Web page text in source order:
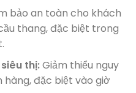
bảo an toàn cho khách
thang, đặc biệt trong
thị:Giảm thiểu nguy
đặc biệt vào giờ